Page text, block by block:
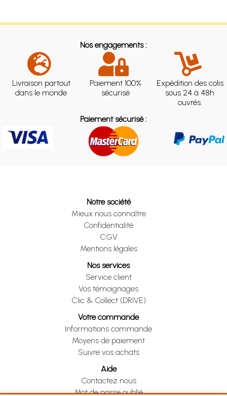
Nos engagements :
Livraison partout
dans le monde
Paiement 100%
sécurisé
Expédition des colis
sous 24 à 48h
ouvrés.
Paiement sécurisé :
Notre société
Mieux nous connaître
Confidentialité
CGV
Mentions légales
Nos services
Service client
Vos témoignages
Clic & Collect (DRIVE)
Votre commande
Informations commande
Moyens de paiement
Suivre vos achats
Aide
Contactez nous
Mot de passe oublié